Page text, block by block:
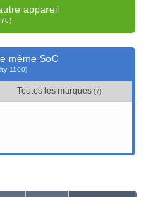
appareil
même SoC
1100)
Toutes les marques (7)